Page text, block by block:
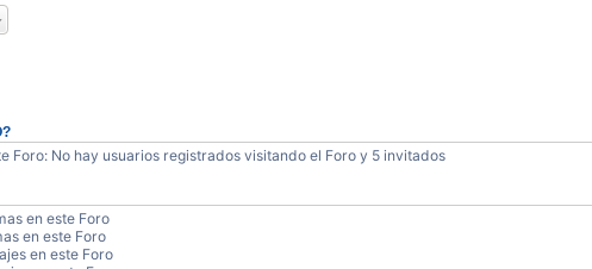
Foro: No hay usuarios registrados visitando el Foro y 5 invitados
en este Foro
en este Foro
en este Foro